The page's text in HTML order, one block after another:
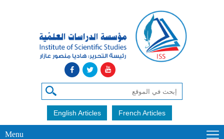
English Articles French Articles
Menu